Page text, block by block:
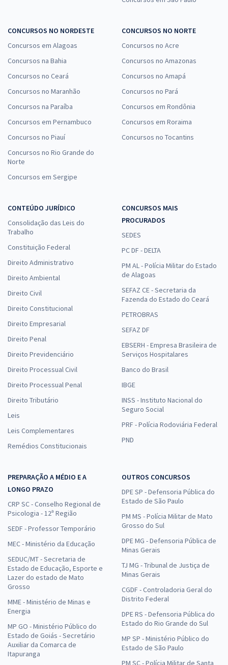
CONCURSOS NO NORDESTE
Concursos em Alagoas
Concursos na Bahia
Concursos no Ceará
Concursos no Maranhão
Concursos na Paraíba
Concursos em Pernambuco
Concursos no Piauí
Concursos no Rio Grande do
Norte
Concursos em Sergipe
CONCURSOS NO NORTE
Concursos no Acre
Concursos no Amazonas
Concursos no Amapá
Concursos no Pará
Concursos em Rondônia
Concursos em Roraima
Concursos no Tocantins
CONTEÚDO JURÍDICO
Consolidação das Leis do
Trabalho
Constituição Federal
Direito Administrativo
Direito Ambiental
Direito Civil
Direito Constitucional
Direito Empresarial
Direito Penal
Direito Previdenciário
Direito Processual Civil
Direito Processual Penal
Direito Tributário
Leis
Leis Complementares
Remédios Constitucionais
CONCURSOS MAIS
PROCURADOS
SEDES
PC DF - DELTA
PM AL - Polícia Militar do Estado
de Alagoas
SEFAZ CE - Secretaria da
Fazenda do Estado do Ceará
PETROBRAS
SEFAZ DF
EBSERH - Empresa Brasileira de
Serviços Hospitalares
Banco do Brasil
IBGE
INSS - Instituto Nacional do
Seguro Social
PRF - Polícia Rodoviária Federal
PND
PREPARAÇÃO A MÉDIO E A
LONGO PRAZO
CRP SC - Conselho Regional de
Psicologia - 12ª Região
SEDF - Professor Temporário
MEC - Ministério da Educação
SEDUC/MT - Secretaria de
Estado de Educação, Esporte e
Lazer do estado de Mato
Grosso
MME - Ministério de Minas e
Energia
MP GO - Ministério Público do
Estado de Goiás - Secretário
Auxiliar da Comarca de
Itapuranga
OUTROS CONCURSOS
DPE SP - Defensoria Pública do
Estado de São Paulo
PM MS - Polícia Militar de Mato
Grosso do Sul
DPE MG - Defensoria Pública de
Minas Gerais
TJ MG - Tribunal de Justiça de
Minas Gerais
CGDF - Controladoria Geral do
Distrito Federal
DPE RS - Defensoria Pública do
Estado do Rio Grande do Sul
MP SP - Ministério Público do
Estado de São Paulo
PM SC - Polícia Militar de Santa